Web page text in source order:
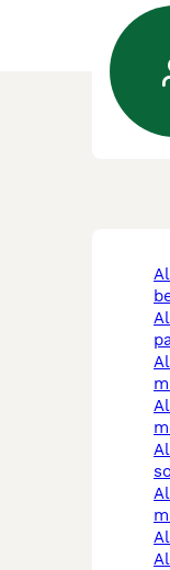
allevamento cani
allevamento cani
allevamento cani
allevamento cani
allevamento cani
allevamento cani
allevamento cani